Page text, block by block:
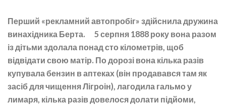
Перший «рекламний автопробіг» здійснила дружина
винахідника Берта. 5 серпня 1888 року вона разом
із дітьми здолала понад сто кілометрів, щоб
відвідати свою матір. По дорозі вона кілька разів
купувала бензин в аптеках (він продавався там як
засіб для чищення Лігроін), лагодила гальмо у
лимаря, кілька разів довелося долати підйоми,